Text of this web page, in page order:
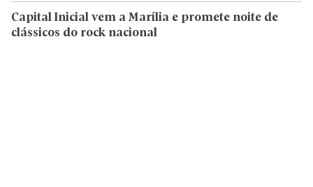
Capital Inicial vem a Marília e promete noite de
clássicos do rock nacional